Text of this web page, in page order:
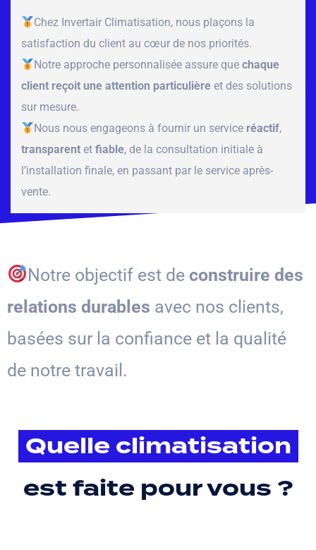
Chez Invertair Climatisation, nous plaçons la
satisfaction du client au cœur de nos priorités.
Notre approche personnalisée assure quechaque
client reçoit une attention particulière et des solutions
sur mesure.
Nous nous engageons à fournir un service réactif,
transparent et fiable, de la consultation initiale à
l’installation finale, en passant par le service après-
vente.
Notre objectif est de construire des
relations durables avec nos clients,
basées sur la confiance et la qualité
de notre travail.
Quelle climatisation
est faite pour vous ?